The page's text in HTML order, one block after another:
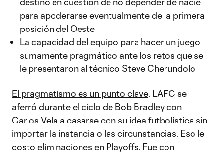
para apoderarse eventualmente de la primera
posición del Oeste
La capacidad del equipo para hacer un juego
sumamente pragmático ante los retos que se
le presentaron al técnico Steve Cherundolo
El pragmatismo es un punto clave. LAFC se
aferró durante el ciclo de Bob Bradley con
Carlos Vela a casarse con su idea futbolística sin
importar la instancia o las circunstancias. Eso le
costo eliminaciones en Playoffs. Fue con